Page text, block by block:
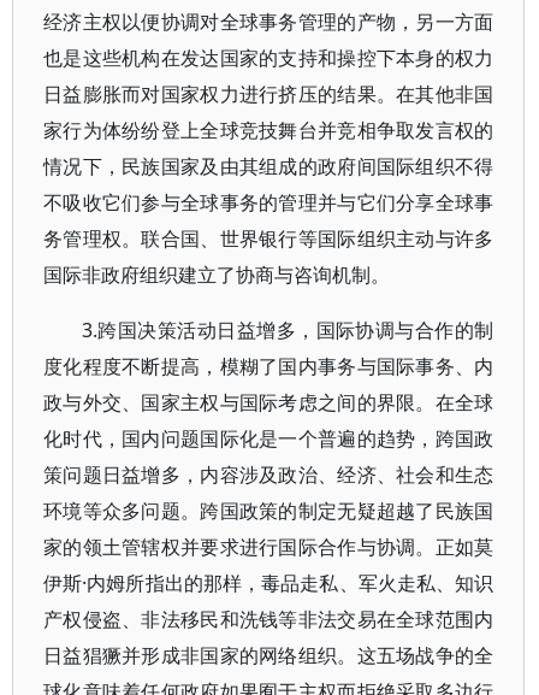
经济主权以便协调对全球事务管理的产物，另一方面
也是这些机构在发达国家的支持和操控下本身的权力
日益膨胀而对国家权力进行挤压的结果。在其他非国
家行为体纷纷登上全球竞技舞台并竞相争取发言权的
情况下，民族国家及由其组成的政府间国际组织不得
不吸收它们参与全球事务的管理并与它们分享全球事
务管理权。联合国、世界银行等国际组织主动与许多
国际非政府组织建立了协商与咨询机制。
3.跨国决策活动日益增多，国际协调与合作的制
度化程度不断提高，模糊了国内事务与国际事务、内
政与外交、国家主权与国际考虑之间的界限。在全球
化时代，国内问题国际化是一个普遍的趋势，跨国政
策问题日益增多，内容涉及政治、经济、社会和生态
环境等众多问题。跨国政策的制定无疑超越了民族国
家的领土管辖权并要求进行国际合作与协调。正如莫
伊斯·内姆所指出的那样，毒品走私、军火走私、知识
产权侵盗、非法移民和洗钱等非法交易在全球范围内
日益猖獗并形成非国家的网络组织。这五场战争的全